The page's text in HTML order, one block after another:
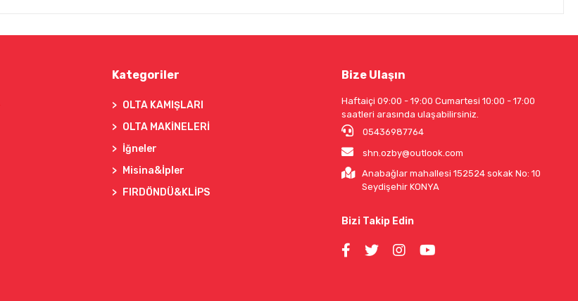
Kategoriler
OLTA KAMIŞLARI
OLTA MAKİNELERİ
İğneler
Misina&İpler
FIRDÖNDÜ&KLİPS
Bize Ulaşın
Haftaiçi 09:00 - 19:00 Cumartesi 10:00 - 17:00
saatleri arasında ulaşabilirsiniz.
05436987764
shn.ozby@outlook.com
Anabağlar mahallesi 152524 sokak No: 10
Seydişehir KONYA
Bizi Takip Edin